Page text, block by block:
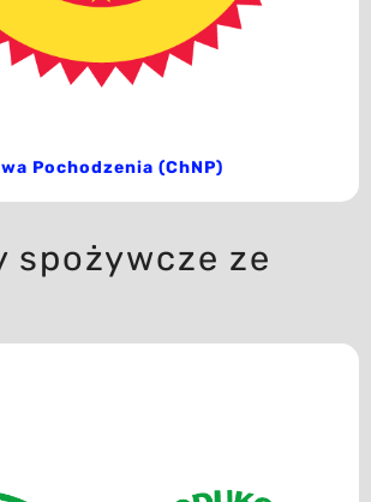
Pochodzenia (ChNP)
spożywcze ze